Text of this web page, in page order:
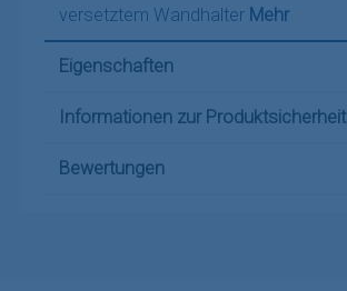
versetztem Wandhalter Mehr
Eigenschaften
Informationen zur Produktsicherheit
Bewertungen